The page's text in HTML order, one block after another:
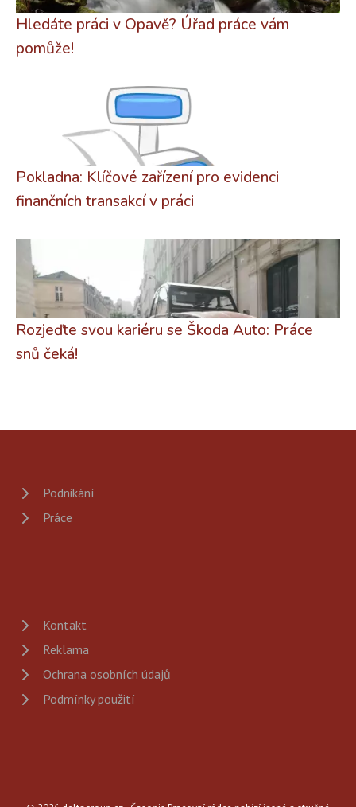
Hledáte práci v Opavě? Úřad práce vám
pomůže!
Pokladna: Klíčové zařízení pro evidenci
finančních transakcí v práci
Rozjeďte svou kariéru se Škoda Auto: Práce
snů čeká!
Podnikání
Práce
Kontakt
Reklama
Ochrana osobních údajů
Podmínky použití